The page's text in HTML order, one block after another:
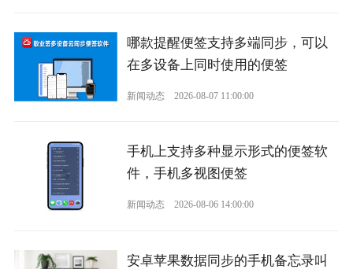
哪款提醒便签支持多端同步，可以
在多设备上同时使用的便签
新闻动态 2026-08-07 11:00:00
手机上支持多种显示形式的便签软
件，手机多视图便签
新闻动态 2026-08-06 14:00:00
安卓苹果数据同步的手机备忘录叫